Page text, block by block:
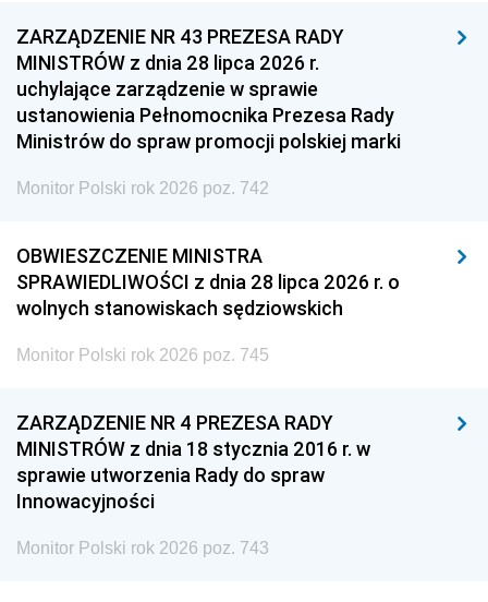
ZARZĄDZENIE NR 43 PREZESA RADY
MINISTRÓW z dnia 28 lipca 2026 r.
uchylające zarządzenie w sprawie
ustanowienia Pełnomocnika Prezesa Rady
Ministrów do spraw promocji polskiej marki
Monitor Polski rok 2026 poz. 742
OBWIESZCZENIE MINISTRA
SPRAWIEDLIWOŚCI z dnia 28 lipca 2026 r. o
wolnych stanowiskach sędziowskich
Monitor Polski rok 2026 poz. 745
ZARZĄDZENIE NR 4 PREZESA RADY
MINISTRÓW z dnia 18 stycznia 2016 r. w
sprawie utworzenia Rady do spraw
Innowacyjności
Monitor Polski rok 2026 poz. 743